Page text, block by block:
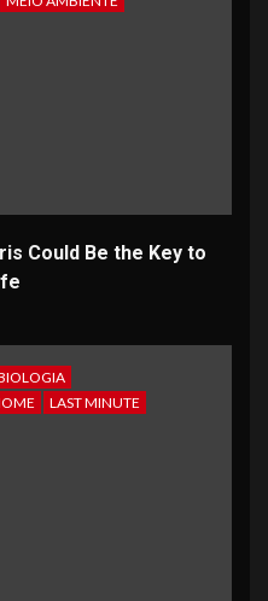
Could Be the Key to
LAST MINUTE